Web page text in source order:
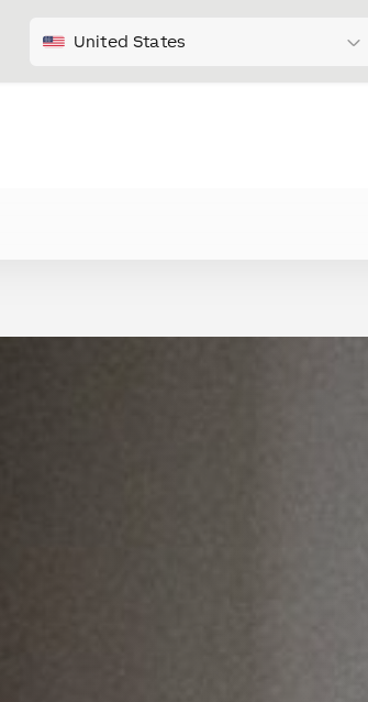
United States